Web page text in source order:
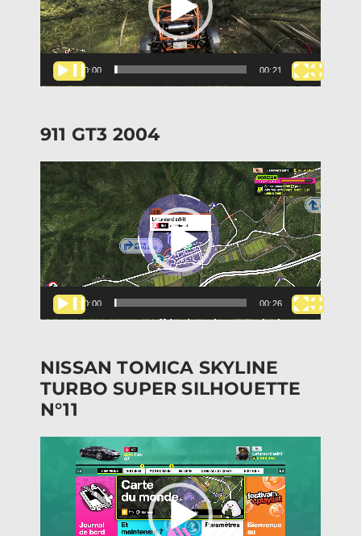
00:00 00:21
911 GT3 2004
Lecteur
vidéo
00:00 00:26
NISSAN TOMICA SKYLINE
TURBO SUPER SILHOUETTE
N°11